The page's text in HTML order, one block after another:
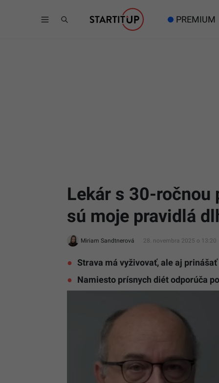
PREMIUM
Lekár s 30-ročnou
sú moje pravidlá
Miriam Sandtnerová 28. novembra 2025 o 13:20
Strava má vyživovať, ale aj
Namiesto prísnych diét odporúča